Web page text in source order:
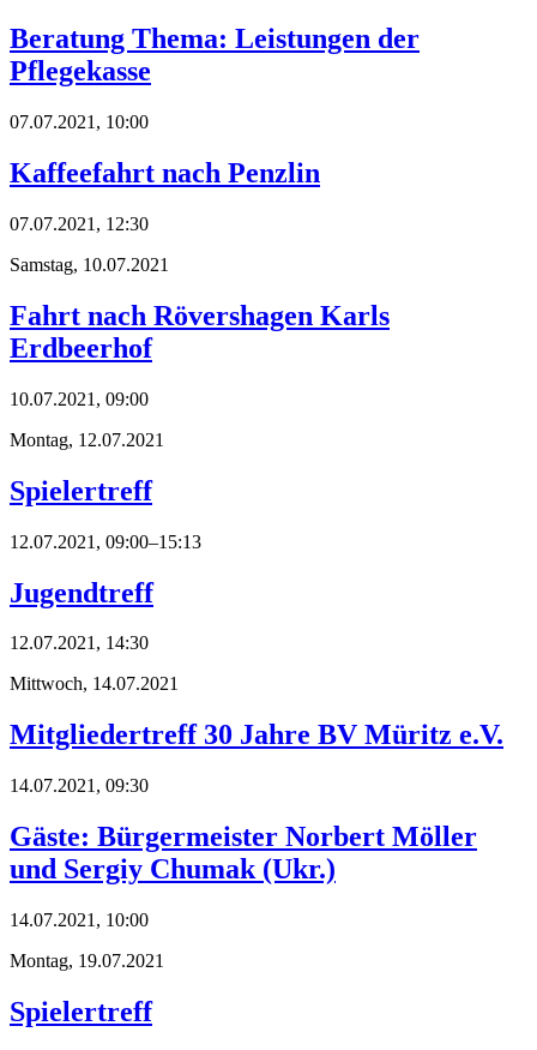
Beratung Thema: Leistungen der
Pflegekasse
07.07.2021, 10:00
Kaffeefahrt nach Penzlin
07.07.2021, 12:30
Samstag, 10.07.2021
Fahrt nach Rövershagen Karls
Erdbeerhof
10.07.2021, 09:00
Montag, 12.07.2021
Spielertreff
12.07.2021, 09:00–15:13
Jugendtreff
12.07.2021, 14:30
Mittwoch, 14.07.2021
Mitgliedertreff 30 Jahre BV Müritz e.V.
14.07.2021, 09:30
Gäste: Bürgermeister Norbert Möller
und Sergiy Chumak (Ukr.)
14.07.2021, 10:00
Montag, 19.07.2021
Spielertreff